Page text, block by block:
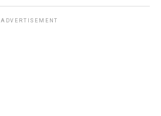
ADVERTISEMENT